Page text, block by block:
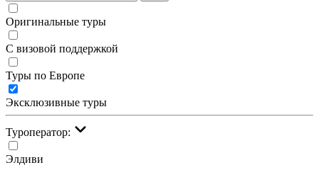
Оригинальные туры
С визовой поддержкой
Туры по Европе
Эксклюзивные туры
Туроператор:
Элдиви